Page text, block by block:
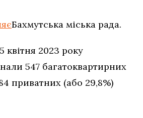
Бахмутська міська рада.
квітня 2023 року
547 багатоквартирних
приватних (або 29,8%)